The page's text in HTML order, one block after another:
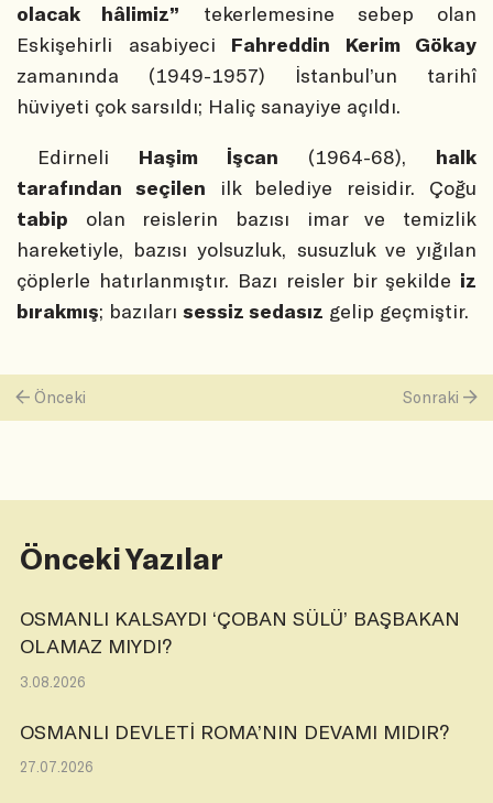
olacak hâlimiz” tekerlemesine sebep olan
Eskişehirli asabiyeci Fahreddin Kerim Gökay
zamanında (1949-1957) İstanbul’un tarihî
hüviyeti çok sarsıldı; Haliç sanayiye açıldı.
Edirneli Haşim İşcan (1964-68), halk
tarafından seçilen ilk belediye reisidir. Çoğu
tabip olan reislerin bazısı imar ve temizlik
hareketiyle, bazısı yolsuzluk, susuzluk ve yığılan
çöplerle hatırlanmıştır. Bazı reisler bir şekilde iz
bırakmış; bazıları sessiz sedasız gelip geçmiştir.
Önceki Sonraki
Önceki Yazılar
OSMANLI KALSAYDI ‘ÇOBAN SÜLÜ’ BAŞBAKAN
OLAMAZ MIYDI?
3.08.2026
OSMANLI DEVLETİ ROMA’NIN DEVAMI MIDIR?
27.07.2026